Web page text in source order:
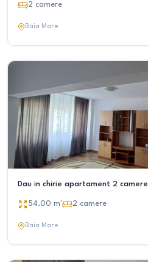
2 camere
Baia Mare
Dau in chirie apartament 2 camere
54.00 m² 2 camere
Baia Mare